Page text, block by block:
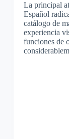
La principal
Español
catálogo de
experiencia
funciones de